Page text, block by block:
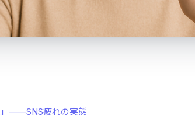
」——SNS疲れの実態